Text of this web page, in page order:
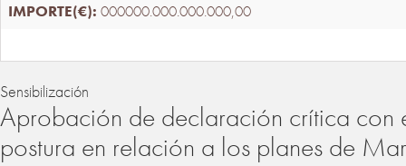
000000.000.000.000,00
Sensibilización
Aprobación de declaración crítica con
postura en relación a los planes de